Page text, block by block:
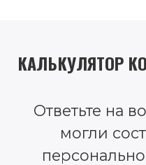
КАЛЬКУЛЯТОР
Ответьте на
могли